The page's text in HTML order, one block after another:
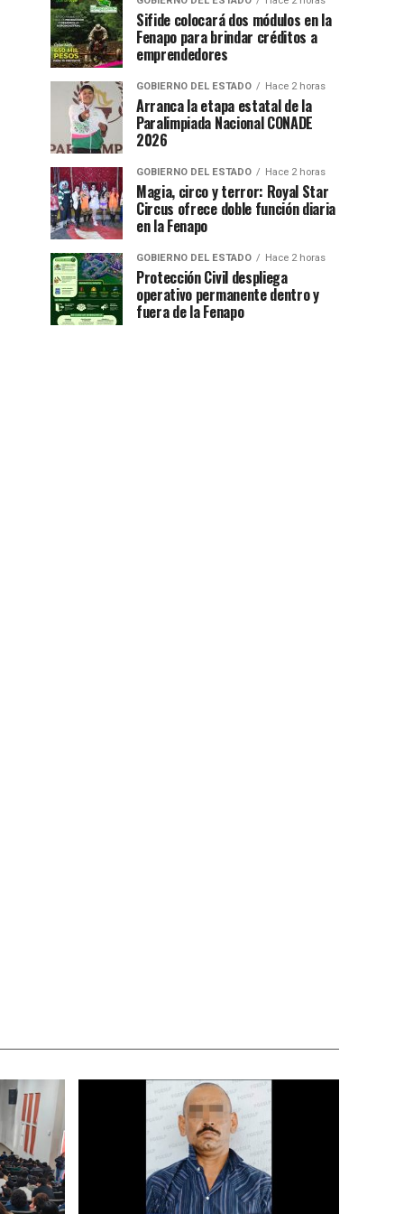
Sifide colocará dos módulos en la
Fenapo para brindar créditos a
emprendedores
GOBIERNO DEL ESTADO Hace 2 horas
Arranca la etapa estatal de la
Paralimpiada Nacional CONADE
2026
GOBIERNO DEL ESTADO Hace 2 horas
Magia, circo y terror: Royal Star
Circus ofrece doble función diaria
en la Fenapo
GOBIERNO DEL ESTADO Hace 2 horas
Protección Civil despliega
operativo permanente dentro y
fuera de la Fenapo